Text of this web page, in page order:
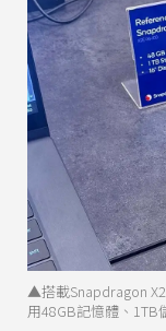
▲搭載Snapdragon
用48GB記憶體、